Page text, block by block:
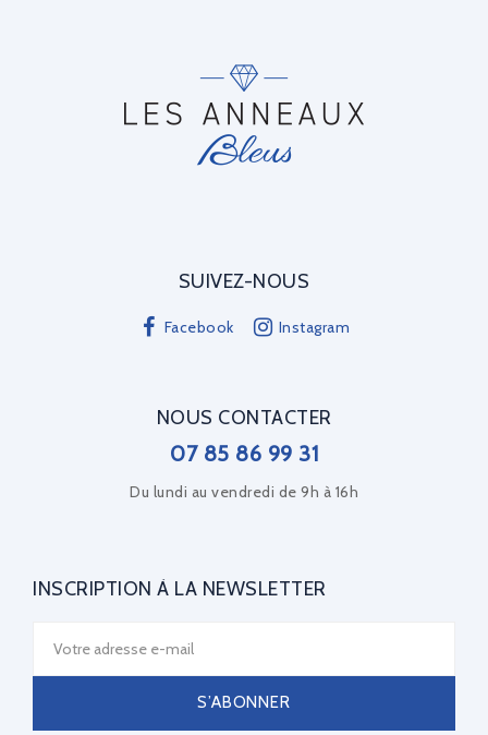
SUIVEZ-NOUS
Facebook Instagram
NOUS CONTACTER
07 85 86 99 31
Du lundi au vendredi de 9h à 16h
INSCRIPTION À LA NEWSLETTER